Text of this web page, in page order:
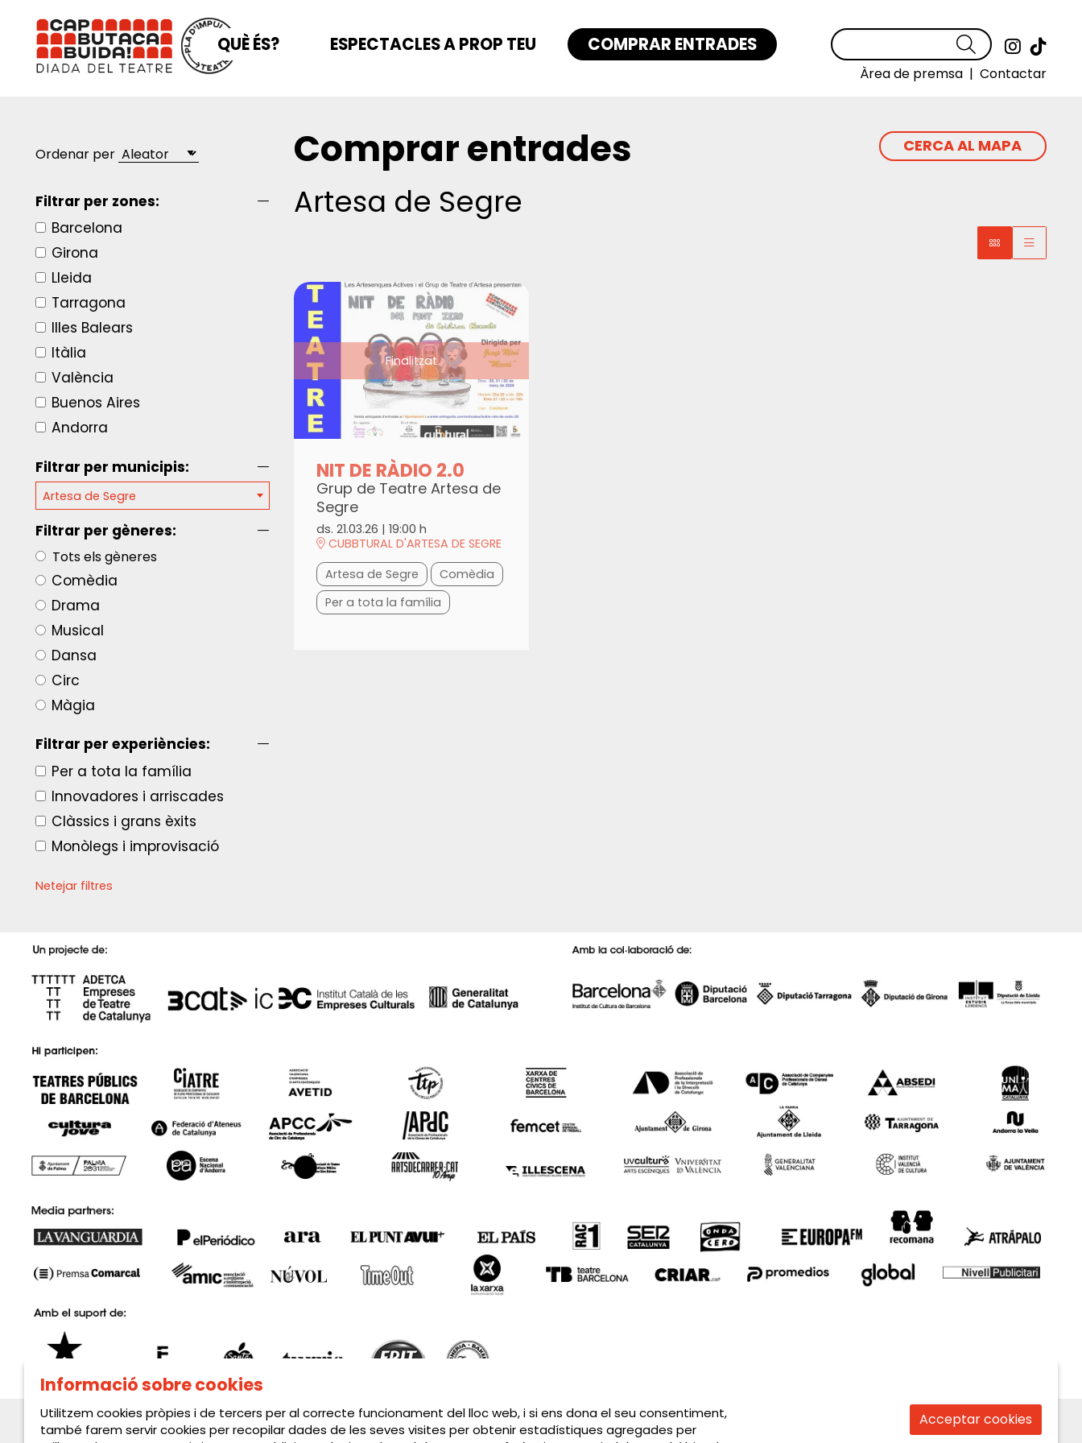
Link a
Cercar
Àrea de premsa | Contactar
QUÈ ÉS? ESPECTACLES A PROP TEU COMPRAR ENTRADES
Comprar entrades CERCA AL MAPA
Artesa de Segre
Finalitzat
NIT DE RÀDIO 2.0
Grup de Teatre Artesa de
Segre
ds. 21.03.26 |19:00 h
CUBBTURAL D'ARTESA DE SEGRE
Artesa de Segre
Comèdia
Per a tota la família
Ordenar per
Filtrar per zones:
Barcelona
Girona
Lleida
Tarragona
Illes Balears
Itàlia
València
Buenos Aires
Andorra
Filtrar per municipis:
Artesa de Segre
Filtrar per gèneres:
Tots els gèneres
Comèdia
Drama
Musical
Dansa
Circ
Màgia
Filtrar per experiències:
Per a tota la família
Innovadores i arriscades
Clàssics i grans èxits
Monòlegs i improvisació
Netejar filtres
Sitemap | Avís Legal | Política de privacitat | Contactar
Informació sobre cookies
Utilitzem cookies pròpies i de tercers per al correcte funcionament del lloc web, i si ens dona el seu consentiment,
també farem servir cookies per recopilar dades de les seves visites per obtenir estadístiques agregades per
Acceptar cookies